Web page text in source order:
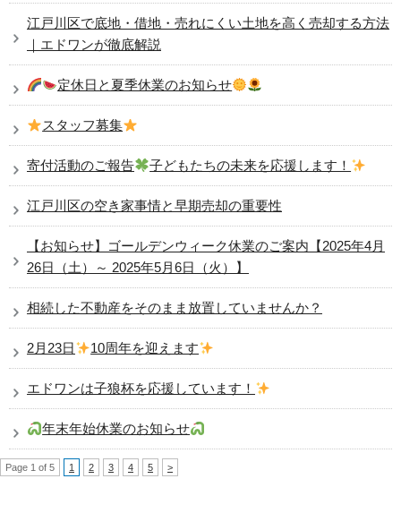
江戸川区で底地・借地・売れにくい土地を高く売却する方法
｜エドワンが徹底解説
定休日と夏季休業のお知らせ
スタッフ募集
寄付活動のご報告 子どもたちの未来を応援します！
江戸川区の空き家事情と早期売却の重要性
【お知らせ】ゴールデンウィーク休業のご案内【2025年4月
26日（土）～ 2025年5月6日（火）】
相続した不動産をそのまま放置していませんか？
2月23日 10周年を迎えます
エドワンは子狼杯を応援しています！
年末年始休業のお知らせ
Page 1 of 5 1 2 3 4 5 >